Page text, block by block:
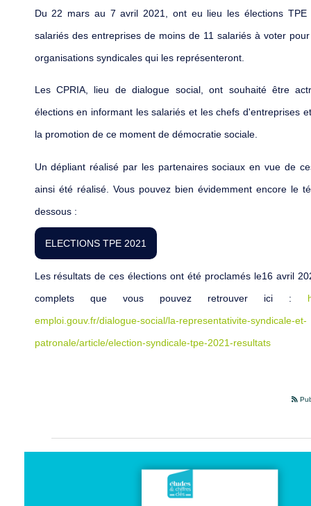
Du 22 mars au 7 avril 2021, ont eu lieu les élections TPE
salariés des entreprises de moins de 11 salariés à voter
organisations syndicales qui les représenteront.
Les CPRIA, lieu de dialogue social, ont souhaité être
élections en informant les salariés et les chefs d'entreprises
la promotion de ce moment de démocratie sociale.
Un dépliant réalisé par les partenaires sociaux en vue de
ainsi été réalisé. Vous pouvez bien évidemment encore le
dessous :
ELECTIONS TPE 2021
Les résultats de ces élections ont été proclamés le16 avril
complets que vous pouvez retrouver ici :
emploi.gouv.fr/dialogue-social/la-representativite-syndicale-et-
patronale/article/election-syndicale-tpe-2021-resultats